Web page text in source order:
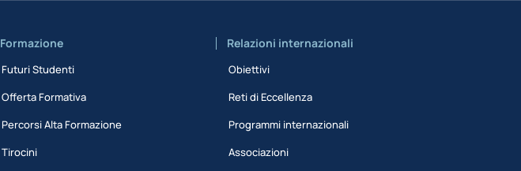
Formazione
Futuri Studenti
Offerta Formativa
Percorsi Alta Formazione
Tirocini
Relazioni internazionali
Obiettivi
Reti di Eccellenza
Programmi internazionali
Associazioni